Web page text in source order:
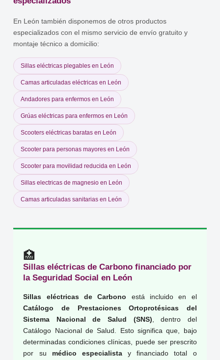
En León también disponemos de otros productos
especializados con el mismo servicio de envío gratuito y
montaje técnico a domicilio:
Sillas eléctricas plegables en León
Camas articuladas eléctricas en León
Andadores para enfermos en León
Grúas eléctricas para enfermos en León
Scooters eléctricas baratas en León
Scooter para personas mayores en León
Scooter para movilidad reducida en León
Sillas electricas de magnesio en León
Camas articuladas sanitarias en León
🏥
Sillas eléctricas de Carbono financiado por
la Seguridad Social en León
Sillas eléctricas de Carbono está incluido en el
Catálogo de Prestaciones Ortoprotésicas del
Sistema Nacional de Salud (SNS) , dentro del
Catálogo Nacional de Salud. Esto significa que, bajo
determinadas condiciones clínicas, puede ser prescrito
por su médico especialistay financiado total o